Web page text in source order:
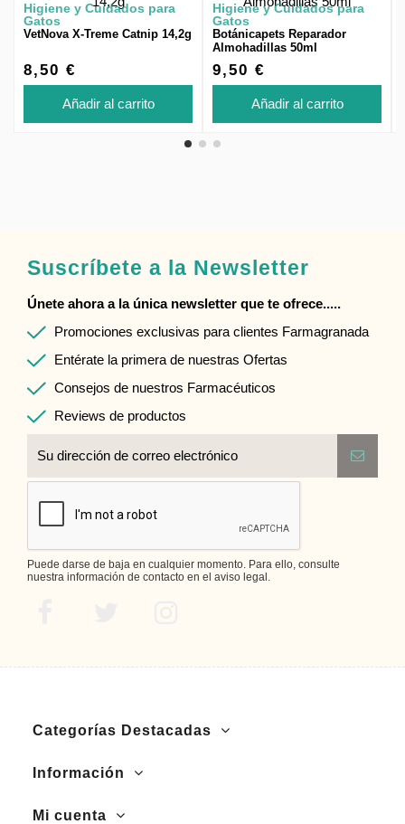
Higiene y Cuidados para
Gatos
VetNova X-Treme Catnip 14,2g
8,50 €
Añadir al carrito
Higiene y Cuidados para
Gatos
Botánicapets Reparador
Almohadillas 50ml
9,50 €
Añadir al carrito
Suscríbete a la Newsletter
Únete ahora a la única newsletter que te ofrece.....
Promociones exclusivas para clientes Farmagranada
Entérate la primera de nuestras Ofertas
Consejos de nuestros Farmacéuticos
Reviews de productos
Puede darse de baja en cualquier momento. Para ello, consulte
nuestra información de contacto en el aviso legal.
Categorías Destacadas
Información
Mi cuenta